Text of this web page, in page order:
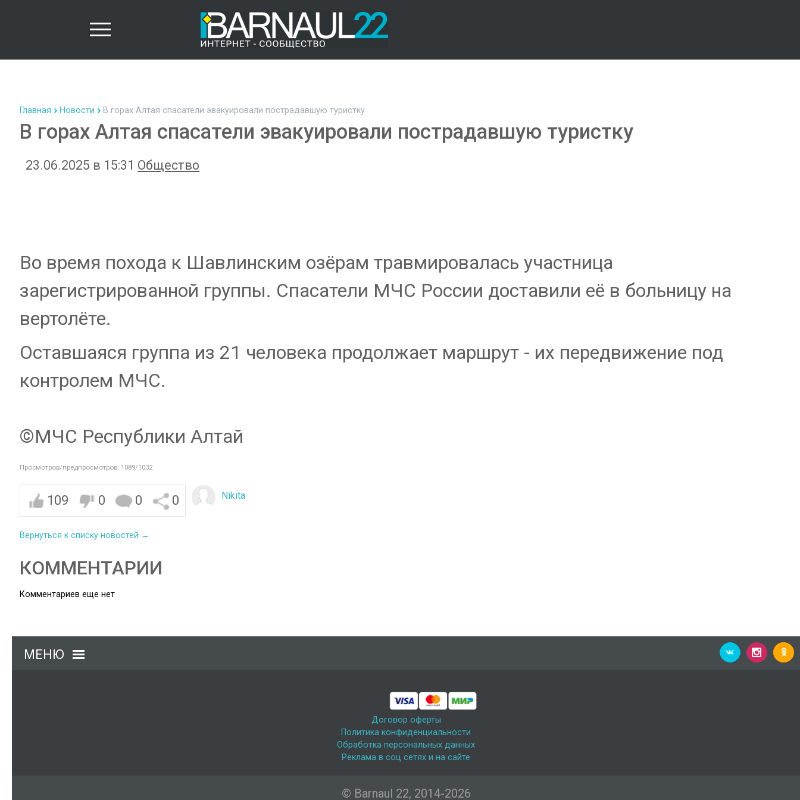
Главная Новости В горах Алтая спасатели эвакуировали пострадавшую туристку
В горах Алтая спасатели эвакуировали пострадавшую туристку
23.06.2025 в 15:31 Общество
Во время похода к Шавлинским озёрам травмировалась участница
зарегистрированной группы. Спасатели МЧС России доставили её в больницу на
вертолёте.
Оставшаяся группа из 21 человека продолжает маршрут - их передвижение под
контролем МЧС.
©️МЧС Республики Алтай
Просмотров/предпросмотров: 1089/1032
109 0 0 0 Nikita
Вернуться к списку новостей →
КОММЕНТАРИИ
Комментариев еще нет
МЕНЮ
Договор оферты
Политика конфиденциальности
Обработка персональных данных
Реклама в соц сетях и на сайте
© Barnaul 22, 2014-2026